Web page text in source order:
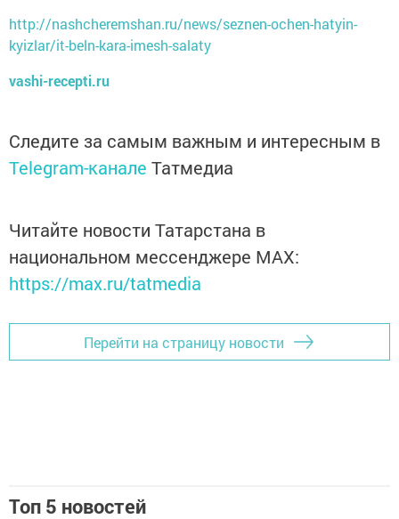
http://nashcheremshan.ru/news/seznen-ochen-hatyin-
kyizlar/it-beln-kara-imesh-salaty
vashi-recepti.ru
Следите за самым важным и интересным в
Telegram-канале Татмедиа
Читайте новости Татарстана в
национальном мессенджере MАХ:
https://max.ru/tatmedia
Перейти на страницу новости
Топ 5 новостей